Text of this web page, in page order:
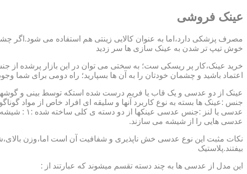
عینک فروشی
مصرف پزشکی دارد،اما به عنوان کالایی زینتی هم استفاده می
خوش تیپ تر شدن به عینک سازی ها سر زدید
خرید عینک،کار پر ریسکی ست؛ به سختی می توان در این بازار پرشده از
اعتماد باشید و چشمان خودتان را به آن ها بسپارید؛ راه دومی برای شما
عینک از دو عدسی و یک قاب یا فریم درست شده استکه توسط بینی و گوشها
جنس :عینک ها بسته به نوع کاربرد آنها و سلیقه ای افراد خاص از مواد
عدسی هایی را از شیشه می سازند.
نکات مثبت این نوع عدسی خش ناپذیری و شفافیت آن است اما،وزن
بیفتند.پلاستیک
این مدل از عدسی ها به چند دسته تقسم میشوند که عبارتند از :